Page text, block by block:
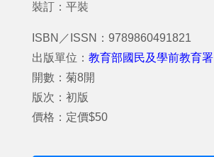
裝訂：平裝
ISBN／ISSN：9789860491821
出版單位： 教育部國民及學前教育署
開數：菊8開
版次：初版
價格：定價$50